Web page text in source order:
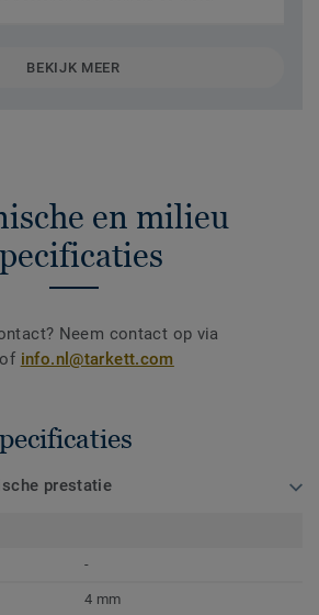
BEKIJK MEER
en milieu
Neem contact op via
of info.nl@tarkett.com
prestatie
-
4 mm